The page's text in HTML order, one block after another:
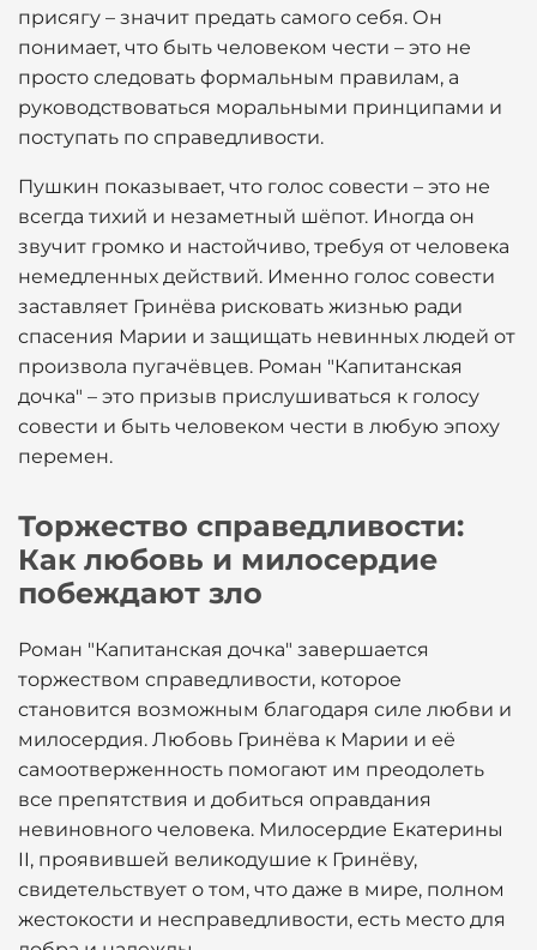
присягу – значит предать самого себя. Он
понимает, что быть человеком чести – это не
просто следовать формальным правилам, а
руководствоваться моральными принципами и
поступать по справедливости.
Пушкин показывает, что голос совести – это не
всегда тихий и незаметный шёпот. Иногда он
звучит громко и настойчиво, требуя от человека
немедленных действий. Именно голос совести
заставляет Гринёва рисковать жизнью ради
спасения Марии и защищать невинных людей от
произвола пугачёвцев. Роман "Капитанская
дочка" – это призыв прислушиваться к голосу
совести и быть человеком чести в любую эпоху
перемен.
Торжество справедливости:
Как любовь и милосердие
побеждают зло
Роман "Капитанская дочка" завершается
торжеством справедливости, которое
становится возможным благодаря силе любви и
милосердия. Любовь Гринёва к Марии и её
самоотверженность помогают им преодолеть
все препятствия и добиться оправдания
невиновного человека. Милосердие Екатерины
II, проявившей великодушие к Гринёву,
свидетельствует о том, что даже в мире, полном
жестокости и несправедливости, есть место для